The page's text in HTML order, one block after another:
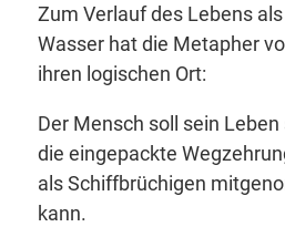
Zum Verlauf des Lebens
Wasser hat die Metapher
ihren logischen Ort:
Der Mensch soll sein
die eingepackte
als Schiffbrüchigen
kann.